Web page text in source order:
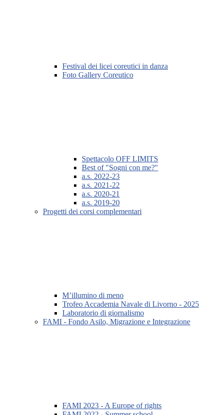
Festival dei licei coreutici in danza
Foto Gallery Coreutico
Spettacolo OFF LIMITS
Best of "Sogni con me?"
a.s. 2022-23
a.s. 2021-22
a.s. 2020-21
a.s. 2019-20
Progetti dei corsi complementari
M’illumino di meno
Trofeo Accademia Navale di Livorno - 2025
Laboratorio di giornalismo
FAMI - Fondo Asilo, Migrazione e Integrazione
FAMI 2023 - A Europe of rights